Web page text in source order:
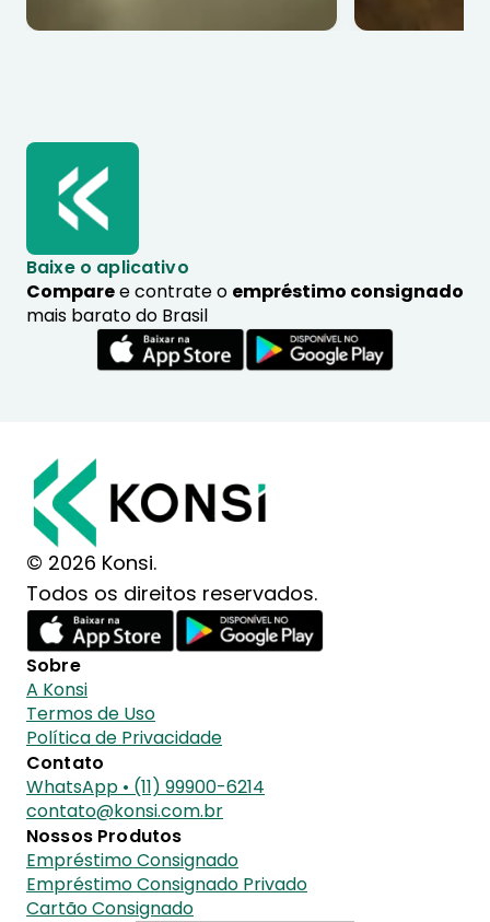
Baixe o aplicativo
Comparee contrate o empréstimo consignado
mais barato do Brasil
© 2026 Konsi.
Todos os direitos reservados.
Sobre
A Konsi
Termos de Uso
Política de Privacidade
Contato
WhatsApp • (11) 99900-6214
contato@konsi.com.br
Nossos Produtos
Empréstimo Consignado
Empréstimo Consignado Privado
Cartão Consignado